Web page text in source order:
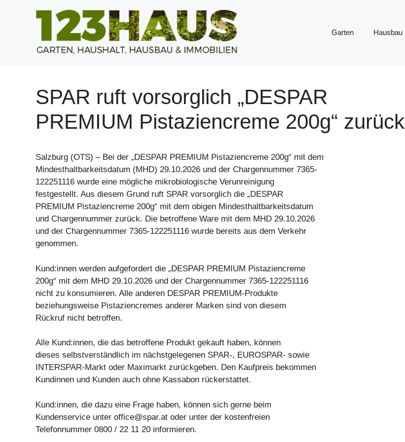
Garten Hausbau
SPAR ruft vorsorglich „DESPAR
PREMIUM Pistaziencreme 200g“ zurück
Salzburg (OTS) – Bei der „DESPAR PREMIUM Pistaziencreme 200g“ mit dem
Mindesthaltbarkeitsdatum (MHD) 29.10.2026 und der Chargennummer 7365-
122251116 wurde eine mögliche mikrobiologische Verunreinigung
festgestellt. Aus diesem Grund ruft SPAR vorsorglich die „DESPAR
PREMIUM Pistaziencreme 200g“ mit dem obigen Mindesthaltbarkeitsdatum
und Chargennummer zurück. Die betroffene Ware mit dem MHD 29.10.2026
und der Chargennummer 7365-122251116 wurde bereits aus dem Verkehr
genommen.
Kund:innen werden aufgefordert die „DESPAR PREMIUM Pistaziencreme
200g“ mit dem MHD 29.10.2026 und der Chargennummer 7365-122251116
nicht zu konsumieren. Alle anderen DESPAR PREMIUM-Produkte
beziehungsweise Pistaziencremes anderer Marken sind von diesem
Rückruf nicht betroffen.
Alle Kund:innen, die das betroffene Produkt gekauft haben, können
dieses selbstverständlich im nächstgelegenen SPAR-, EUROSPAR- sowie
INTERSPAR-Markt oder Maximarkt zurückgeben. Den Kaufpreis bekommen
Kundinnen und Kunden auch ohne Kassabon rückerstattet.
Kund:innen, die dazu eine Frage haben, können sich gerne beim
Kundenservice unter office@spar.at oder unter der kostenfreien
Telefonnummer 0800 / 22 11 20 informieren.